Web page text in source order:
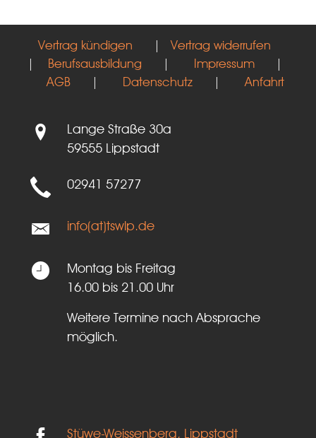
Vertrag kündigen |Vertrag widerrufen
| Berufsausbildung | Impressum|
AGB| Datenschutz| Anfahrt
Lange Straße 30a
59555 Lippstadt
02941 57277
info(at)tswlp.de
Montag bis Freitag
16.00 bis 21.00 Uhr
Weitere Termine nach Absprache
möglich.
Stüwe-Weissenberg, Lippstadt